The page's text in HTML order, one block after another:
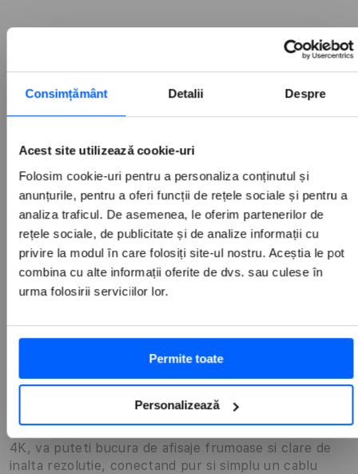
Consimțământ Detalii Despre
Acest site utilizează cookie-uri
Folosim cookie-uri pentru a personaliza conținutul și
anunțurile, pentru a oferi funcții de rețele sociale și pentru a
analiza traficul. De asemenea, le oferim partenerilor de
rețele sociale, de publicitate și de analize informații cu
privire la modul în care folosiți site-ul nostru. Aceștia le pot
combina cu alte informații oferite de dvs. sau culese în
urma folosirii serviciilor lor.
Permite toate
Personalizează
Prezentare generală
Descriere
Adaptorul multi-port din aluminiu Satechi Type-C
adauga o multime de conexiuni la laptop sau desktop,
doar prin utilizarea unui singur port Type-C. Adaugati
Ethernet, trei porturi USB de tip A si sloturi pentru
carduri SD si Micro SD. Culorile vin in argintiu, auriu si
Iesire video HDMI 4K
pentru a transmite video de pe computer pe un
monitor 4K la 30hz. Daca computerul dvs. accepta
4K, va puteti bucura de afisaje frumoase si clare de
inalta rezolutie, conectand pur si simplu un cablu